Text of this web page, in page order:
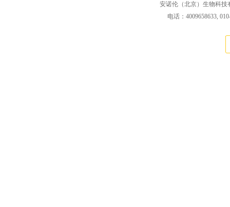
安诺伦（北京）生物科技
电话：4009658633,